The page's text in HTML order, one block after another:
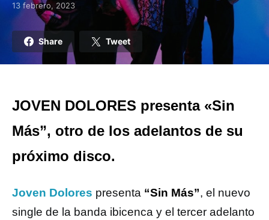
Posted on
13 febrero, 2023
Share Tweet
JOVEN DOLORES presenta «Sin
Más”, otro de los adelantos de su
próximo disco.
Joven Dolores presenta “Sin Más”, el nuevo
single de la banda ibicenca y el tercer adelanto